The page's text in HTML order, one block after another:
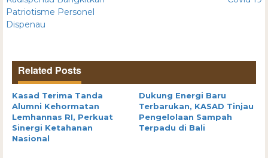
Patriotisme Personel
Dispenau
Related Posts
Kasad Terima Tanda
Alumni Kehormatan
Lemhannas RI, Perkuat
Sinergi Ketahanan
Nasional
Dukung Energi Baru
Terbarukan, KASAD Tinjau
Pengelolaan Sampah
Terpadu di Bali